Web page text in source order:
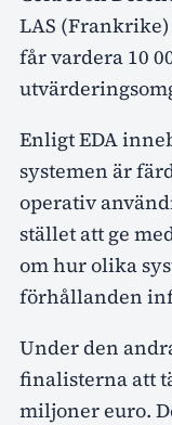
LAS (Frankrike)
får vardera 10
Enligt EDA
systemen är
operativ
stället att ge
om hur olika
förhållanden
Under den
finalisterna att
miljoner euro.